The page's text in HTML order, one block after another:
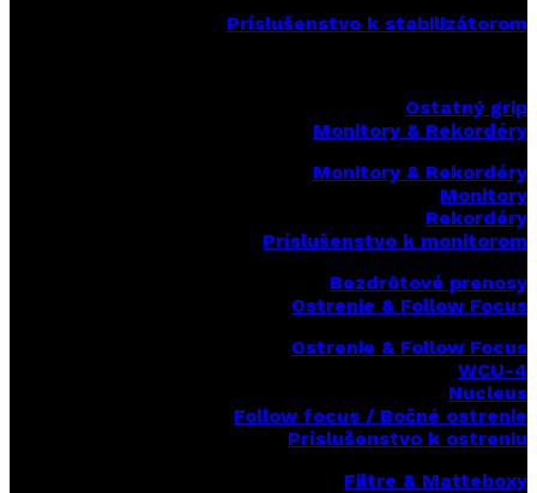
Príslušenstvo k stabilizátorom
Ostatný grip
Monitory & Rekordéry
Monitory & Rekordéry
Monitory
Rekordéry
Príslušenstvo k monitorom
Bezdrôtové prenosy
Ostrenie & Follow Focus
Ostrenie & Follow Focus
WCU-4
Nucleus
Follow focus / Bočné ostrenie
Príslušenstvo k ostreniu
Filtre & Matteboxy